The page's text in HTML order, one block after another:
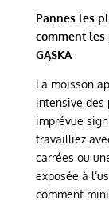
Pannes les
comment les
GĄSKA
La moisson
intensive des
imprévue
travailliez
carrées ou
exposée à
comment